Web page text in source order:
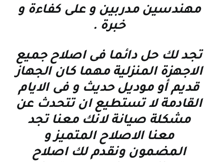
مهندسين مدربين و على كفاءة و
خبرة .
تجد لك حل دائما فى اصلاح جميع
الاجهزة المنزلية مهما كان الجهاز
قديم أو موديل حديث و فى الايام
القادمة لا تستطيع ان تتحدث عن
مشكلة صيانة لانك معنا تجد
معنا الاصلاح المتميز و
المضمون ونقدم لك اصلاح